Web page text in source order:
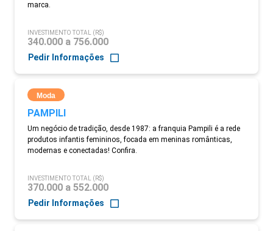
marca.
INVESTIMENTO TOTAL (R$)
340.000 a 756.000
Pedir Informações
Moda
PAMPILI
Um negócio de tradição, desde 1987: a franquia Pampili é a rede
produtos infantis femininos, focada em meninas românticas,
modernas e conectadas! Confira.
INVESTIMENTO TOTAL (R$)
370.000 a 552.000
Pedir Informações